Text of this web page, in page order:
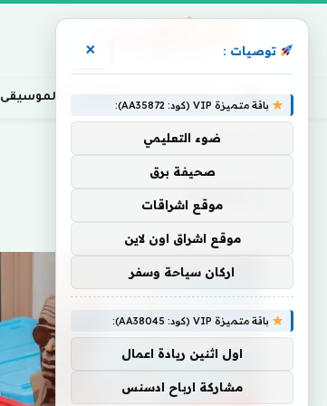
أخبار السينما، التلفزيون، والموسيقى
المنصة
المنصة
توصيات : ×
باقة متميزة VIP (كود: AA35872):
ضوء التعليمي
صحيفة برق
موقع اشراقات
موقع اشراق اون لاين
اركان سياحة وسفر
باقة متميزة VIP (كود: AA38045):
اول اثنين ريادة اعمال
مشاركة ارباح ادسنس